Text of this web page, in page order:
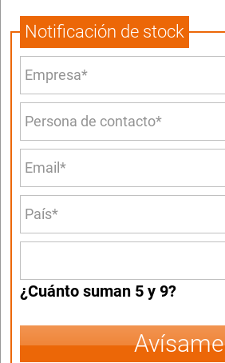
Notificación de stock
¿Cuánto suman 5 y 9?
Avísame